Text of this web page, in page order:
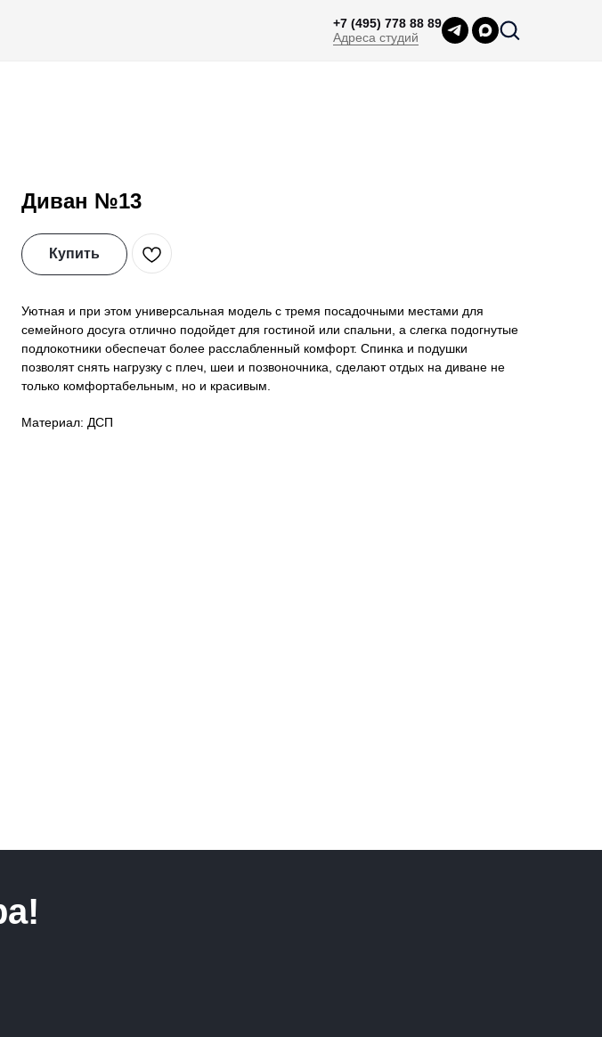
+7 (495) 778 88 89
Адреса студий
Диван №13
Купить
Уютная и при этом универсальная модель с тремя посадочными местами для
семейного досуга отлично подойдет для гостиной или спальни, а слегка подогнутые
подлокотники обеспечат более расслабленный комфорт. Спинка и подушки
позволят снять нагрузку с плеч, шеи и позвоночника, сделают отдых на диване не
только комфортабельным, но и красивым.
Материал: ДСП